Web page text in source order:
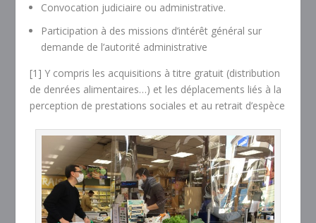
Convocation judiciaire ou administrative.
Participation à des missions d’intérêt général sur
demande de l’autorité administrative
[1] Y compris les acquisitions à titre gratuit (distribution
de denrées alimentaires…) et les déplacements liés à la
perception de prestations sociales et au retrait d’espèce